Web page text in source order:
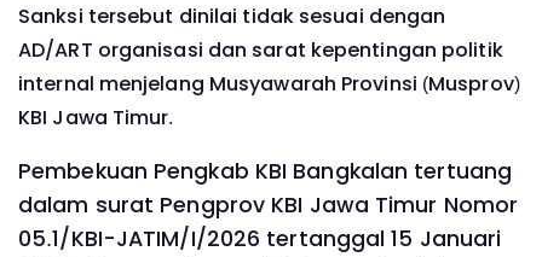
Sanksi tersebut dinilai tidak sesuai dengan
AD/ART organisasi dan sarat kepentingan politik
internal menjelang Musyawarah Provinsi (Musprov)
KBI Jawa Timur.
Pembekuan Pengkab KBI Bangkalan tertuang
dalam surat Pengprov KBI Jawa Timur Nomor
05.1/KBI-JATIM/I/2026 tertanggal 15 Januari